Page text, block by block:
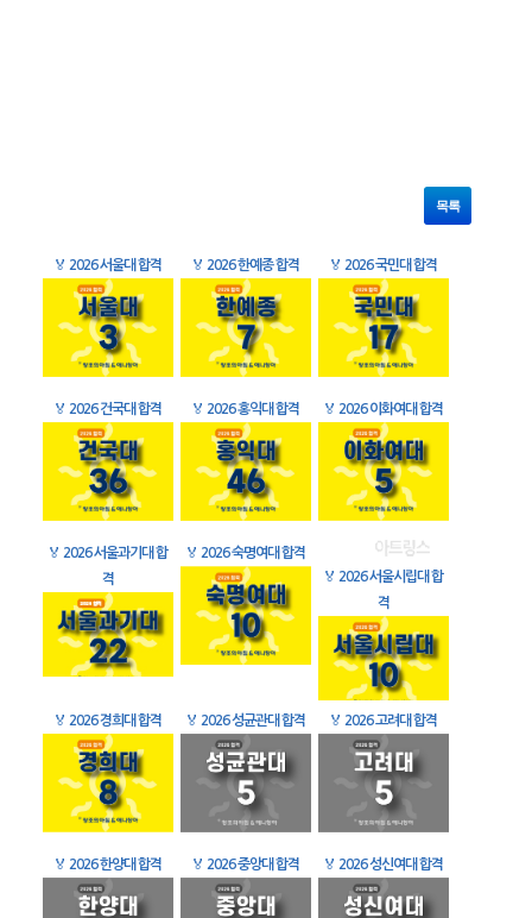
목록
🏅 2026 서울대 합격 🏅 2026 한예종 합격 🏅 2026 국민대 합격
🏅 2026 건국대 합격 🏅 2026 홍익대 합격 🏅 2026 이화여대 합격
🏅 2026 서울과기대 합
격
🏅 2026 숙명여대 합격
🏅 2026 서울시립대 합
격
🏅 2026 경희대 합격 🏅 2026 성균관대 합격 🏅 2026 고려대 합격
🏅 2026 한양대 합격 🏅 2026 중앙대 합격 🏅 2026 성신여대 합격